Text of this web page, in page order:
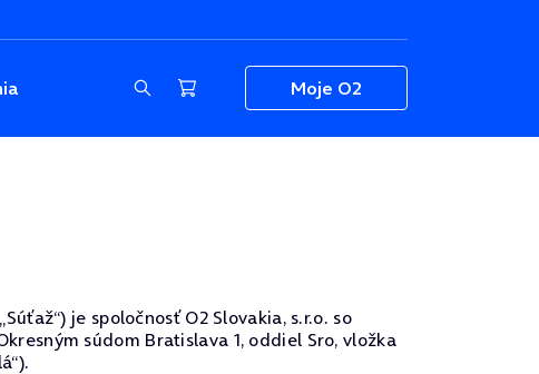
Moje O2
je spoločnosť O2 Slovakia, s.r.o. so
súdom Bratislava 1, oddiel Sro, vložka